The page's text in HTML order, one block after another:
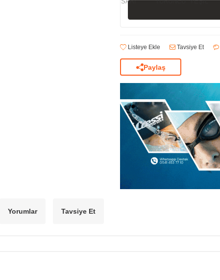
Listeye Ekle Tavsiye Et
Paylaş
Yorumlar Tavsiye Et